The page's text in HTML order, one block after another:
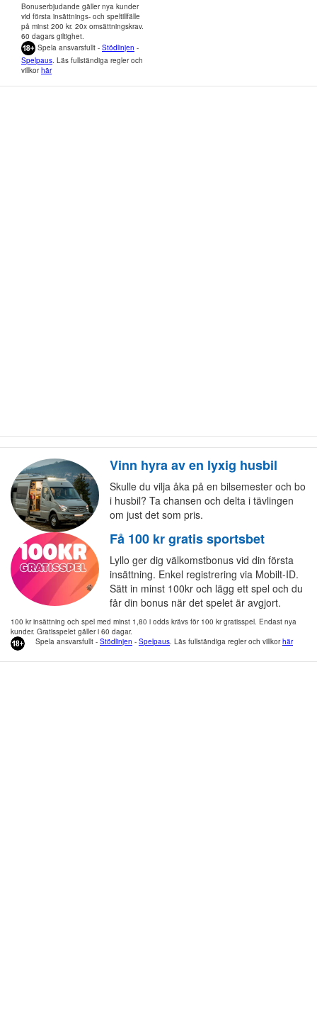
Bonuserbjudande gäller nya kunder
vid första insättnings- och speltillfälle
på minst 200 kr. 20x omsättningskrav.
60 dagars giltighet.
Spela ansvarsfullt - Stödlinjen -
Spelpaus. Läs fullständiga regler och
villkorhär
Vinn hyra av en lyxig husbil
Skulle du vilja åka på en bilsemester och bo
i husbil? Ta chansen och delta i tävlingen
om just det som pris.
Få 100 kr gratis sportsbet
Lyllo ger dig välkomstbonus vid din första
insättning. Enkel registrering via Mobilt-ID.
Sätt in minst 100kr och lägg ett spel och du
får din bonus när det spelet är avgjort.
100 kr insättning och spel med minst 1,80 i odds krävs för 100 kr gratisspel. Endast nya
kunder. Gratisspelet gäller i 60 dagar.
Spela ansvarsfullt - Stödlinjen - Spelpaus. Läs fullständiga regler och villkorhär